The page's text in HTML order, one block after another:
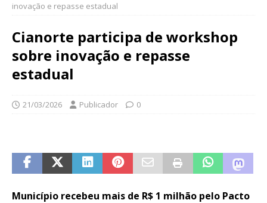
inovação e repasse estadual
Cianorte participa de workshop
sobre inovação e repasse
estadual
21/03/2026 Publicador 0
Município recebeu mais de R$ 1 milhão pelo Pacto